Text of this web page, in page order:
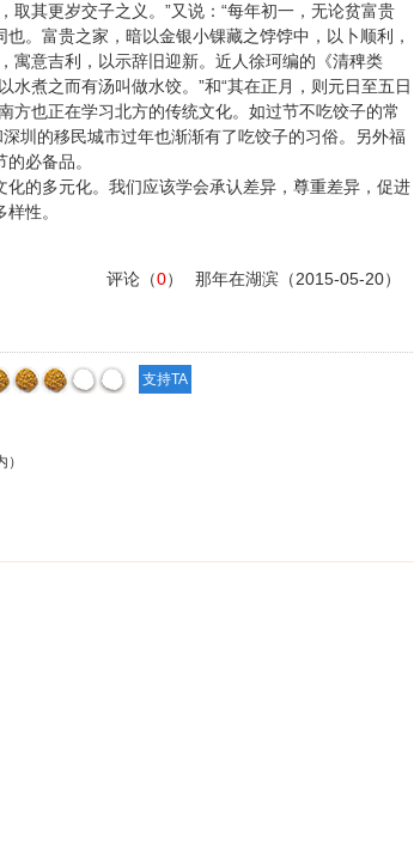
取其更岁交子之义。”又说：“每年初一，无论贫富贵
。富贵之家，暗以金银小锞藏之饽饽中，以卜顺利，
寓意吉利，以示辞旧迎新。近人徐珂编的《清稗类
煮之而有汤叫做水饺。”和“其在正月，则元日至五日
方也正在学习北方的传统文化。如过节不吃饺子的常
圳的移民城市过年也渐渐有了吃饺子的习俗。另外福
必备品。
的多元化。我们应该学会承认差异，尊重差异，促进
性。
那年在湖滨 （2015-05-20）
评论（0）